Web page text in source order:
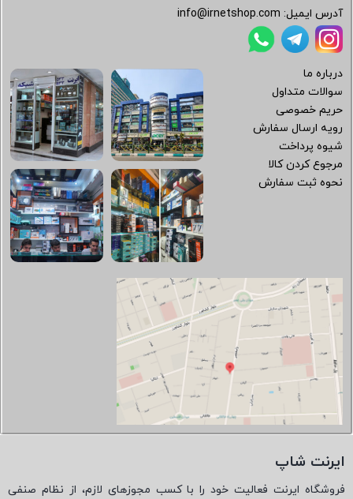
آدرس ایمیل: info@irnetshop.com
درباره ما
سوالات متداول
حریم خصوصی
رویه ارسال سفارش
شیوه پرداخت
مرجوع کردن کالا
نحوه ثبت سفارش
ایرنت شاپ
فروشگاه ایرنت فعالیت خود را با کسب مجوزهای لازم، از نظام صنفی